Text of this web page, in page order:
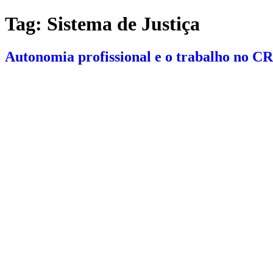
Ir
para
conteúdo
Tag: Sistema de Justiça
Autonomia profissional e o trabalho no